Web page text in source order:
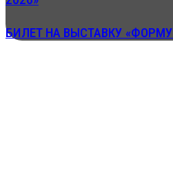
БИЛЕТ НА ВЫСТАВКУ